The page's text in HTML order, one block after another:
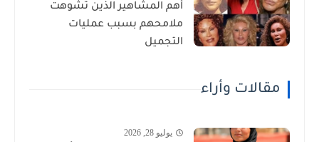
أهم المشاهير الذين تشوهت
ملامحهم بسبب عمليات
التجميل
مقالات وأراء
يوليو 28, 2026